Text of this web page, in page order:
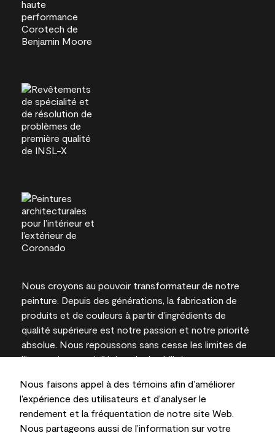
Nous faisons appel à des témoins afin d’améliorer
l’expérience des utilisateurs et d’analyser le
rendement et la fréquentation de notre site Web.
Nous partageons aussi de l’information sur votre
Nous croyons au pouvoir transformateur de notre
peinture. Depuis des générations, la fabrication de
produits et de couleurs à partir d’ingrédients de
qualité supérieure est notre passion et notre priorité
absolue. Nous repoussons sans cesse les limites de
l’innovation et privilégions la durabilité pour
l’expertise locale.